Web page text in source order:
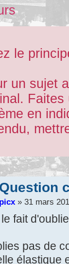
le
un sujet
en
» 31 mars
fait
pas de
élastique